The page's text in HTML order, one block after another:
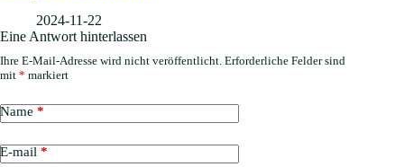
2024-11-22
Eine Antwort hinterlassen
Ihre E-Mail-Adresse wird nicht veröffentlicht. Erforderliche Felder sind
mit * markiert
Name *
E-mail *